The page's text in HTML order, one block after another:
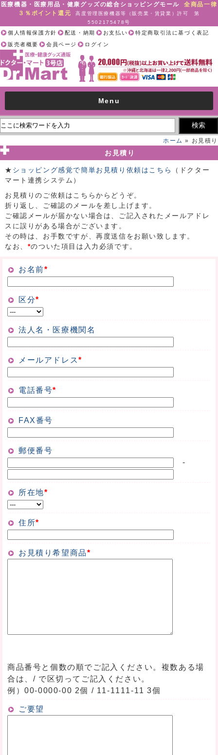
医療機器・医療用品・健康グッズの総合ショッピングモール全商品一律
３％ポイント還元
高度管理医療機器等（販売業・賃貸業）許可 第
5502175478号
個人情報保護方針 配送・納期 お支払い
特定商取引法に基づく表記
販売者概要
会員ページ ログイン
Menu
ホーム » お見積り
お見積り
★ ショッピング感覚で簡単お見積り依頼はこちら
（ドクター
マート連携システム）
お見積りのご依頼はこちらからどうぞ。
折り返し、ご確認のメールを差し上げます。
ご確認メールが届かない場合は、ご記入されたメールアドレ
スに誤りがある場合がございます。
その時は、お手数ですが、再度送信をお願い致します。
なお、 *のついた項目は入力必須です。
お名前*
区分*
法人名・医療機関名
メールアドレス*
電話番号*
FAX番号
郵便番号
-
所在地*
住所*
お見積り希望商品*
商品番号と個数の順でご記入ください。複数ある場
合は、/ で区切ってご記入ください。
例）00-0000-00 2個 / 11-1111-11 3個
ご要望